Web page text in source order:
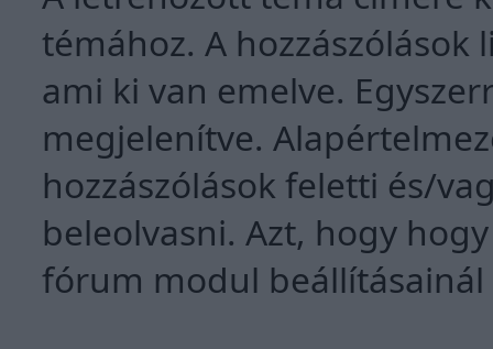
témához. A hozzászólások
ami ki van emelve.
megjelenítve.
hozzászólások feletti és/
beleolvasni. Azt, hogy
fórum modul